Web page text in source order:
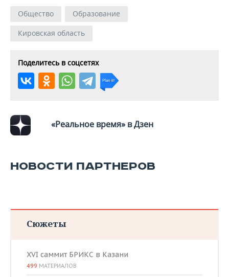
ФИГУРНОЕ КАТАНИЕ
ХОККЕЙ С МЯЧОМ
МЕДИЦИНА
ПРОИСШЕСТВИЯ
Общество
Образование
Кировская область
Поделитесь в соцсетях
«Реальное время» в Дзен
НОВОСТИ ПАРТНЕРОВ
Сюжеты
XVI саммит БРИКС в Казани
499 МАТЕРИАЛОВ